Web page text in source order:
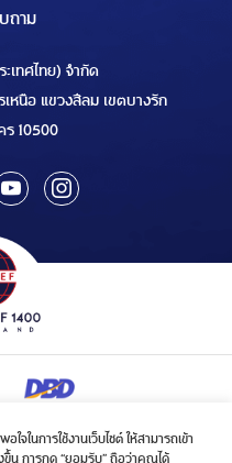
ในการใช้งานเว็บไซต์ ให้สามารถเข้า
ขึ้น การกด “ยอมรับ” ถือว่าคุณได้
ถาม
เทศไทย) จำกัด
หนือ แขวงสีลม เขตบางรัก
10500
ขนส่งในกิจการฮัจย์เลขที่ 1/2568